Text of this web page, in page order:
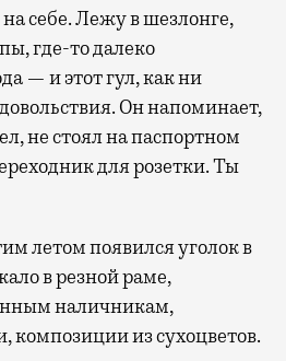
себе. Лежу в шезлонге,
где-то далеко
— и этот гул, как ни
Он напоминает,
не стоял на паспортном
для розетки. Ты
летом появился уголок в
в резной раме,
наличникам,
композиции из сухоцветов.